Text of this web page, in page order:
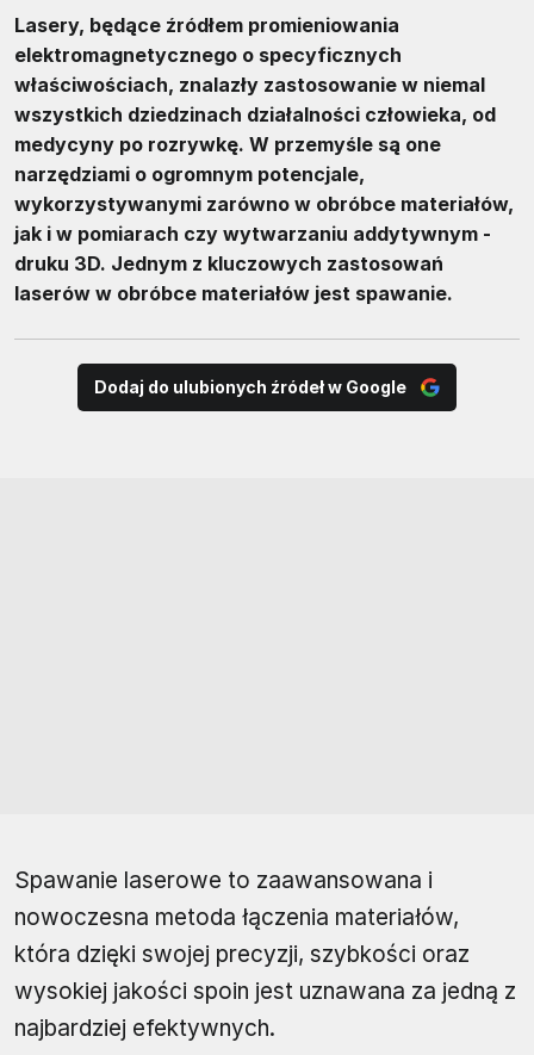
Lasery, będące źródłem promieniowania
elektromagnetycznego o specyficznych
właściwościach, znalazły zastosowanie w niemal
wszystkich dziedzinach działalności człowieka, od
medycyny po rozrywkę. W przemyśle są one
narzędziami o ogromnym potencjale,
wykorzystywanymi zarówno w obróbce materiałów,
jak i w pomiarach czy wytwarzaniu addytywnym -
druku 3D. Jednym z kluczowych zastosowań
laserów w obróbce materiałów jest spawanie.
Dodaj do ulubionych źródeł w Google
Spawanie laserowe to zaawansowana i
nowoczesna metoda łączenia materiałów,
która dzięki swojej precyzji, szybkości oraz
wysokiej jakości spoin jest uznawana za jedną z
najbardziej efektywnych.